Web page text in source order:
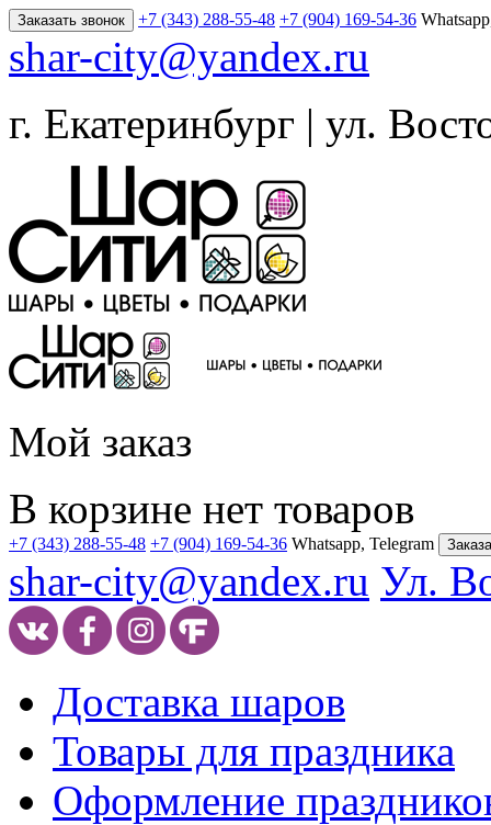
Заказать звонок +7 (343) 288-55-48 +7 (904) 169-54-36
shar-city@yandex.ru
г. Екатеринбург | ул.
Мой заказ
В корзине нет товаров
+7 (343) 288-55-48 +7 (904) 169-54-36 Whatsapp, Telegram
shar-city@yandex.ru Ул.
Доставка шаров
Товары для праздника
Оформление